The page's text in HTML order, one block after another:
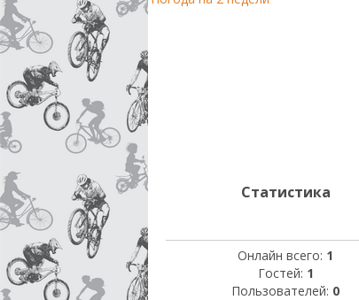
Статистика
Онлайн всего: 1
Гостей: 1
Пользователей: 0